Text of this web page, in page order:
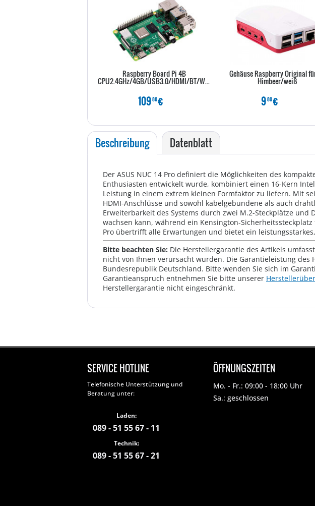
Raspberry Board Pi 4B
CPU2.4GHz/4GB/USB3.0/HDMI/BT/Wifi
10980€
Gehäuse Raspberry Original
Himbeer/weiß
980€
Beschreibung Datenblatt
Der ASUS NUC 14 Pro definiert die Möglichkeiten des
Enthusiasten entwickelt wurde, kombiniert einen 16-Kern
Leistung in einem extrem kleinen Formfaktor zu liefern. Mit
HDMI-Anschlüsse und sowohl kabelgebundene als auch
Erweiterbarkeit des Systems durch zwei M.2-Steckplätze
wachsen kann, während ein Kensington-
Pro übertrifft alle Erwartungen und bietet ein
Bitte beachten Sie: Die Herstellergarantie des Artikels
nicht von Ihnen verursacht wurden. Die Garantieleistung
Bundesrepublik Deutschland. Bitte wenden Sie sich im
Garantieanspruch entnehmen Sie bitte unserer
Herstellergarantie nicht eingeschränkt.
SERVICE HOTLINE
Telefonische Unterstützung und
Beratung unter:
Laden:
089 - 51 55 67 - 11
Technik:
089 - 51 55 67 - 21
ÖFFNUNGSZEITEN
Mo. - Fr.: 09:00 - 18:00 Uhr
Sa.: geschlossen